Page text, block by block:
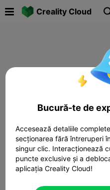
Creality Cloud
Bucură-te de
Accesează detaliile
secționarea fără întreruperi
singur clic. Interacționează
puncte exclusive și a
aplicația Creality Cloud!